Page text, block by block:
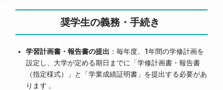
奨学生の義務・手続き
学習計画書・報告書の提出 ：毎年度、1年間の学修計画を
設定し、大学が定める期日までに「学修計画書・報告書
（指定様式）」と「学業成績証明書」を提出する必要があ
ります 。